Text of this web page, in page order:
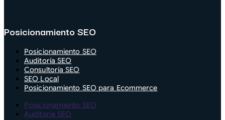
Posicionamiento SEO
Posicionamiento SEO
Auditoría SEO
Consultoría SEO
SEO Local
Posicionamiento SEO para Ecommerce
Posicionamiento SEO
Auditoría SEO